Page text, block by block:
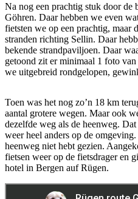
Na nog een prachtig stuk door de
Göhren. Daar hebben we even
fietsten we op een prachtig, maar
stranden richting Sellin. Daar
bekende strandpaviljoen. Daar
getoond zit er minimaal 1 foto
we uitgebreid rondgelopen,
Toen was het nog zo’n 18 km
aantal grotere wegen. Maar ook
dezelfde weg als de heenweg.
weer heel anders op de
heenweg niet hebt gezien.
fietsen weer op de fietsdrager en
hotel in Bergen auf Rügen.